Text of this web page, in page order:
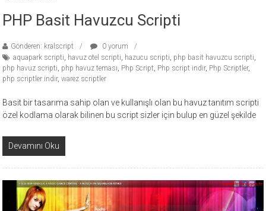
PHP Basit Havuzcu Scripti
Gönderen: kralscript
0 yorum
aquapark scripti, havuz otel scripti, hazucu scripti, php basit havuzcu scripti,
php havuz scripti, php havuz teması, Php Script, Php script indir, Php Scriptler,
php scriptler indir,warez scriptler
Basit bir tasarıma sahip olan ve kullanışlı olan bu havuz tanıtım scripti
özel kodlama olarak bilinen bu script sizler için bulup en güzel şekilde
Devamını Oku